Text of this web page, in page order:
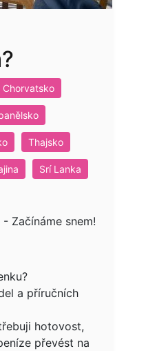
Chorvatsko
Thajsko
Srí Lanka
Začínáme snem!
a příručních
hotovost,
převést na